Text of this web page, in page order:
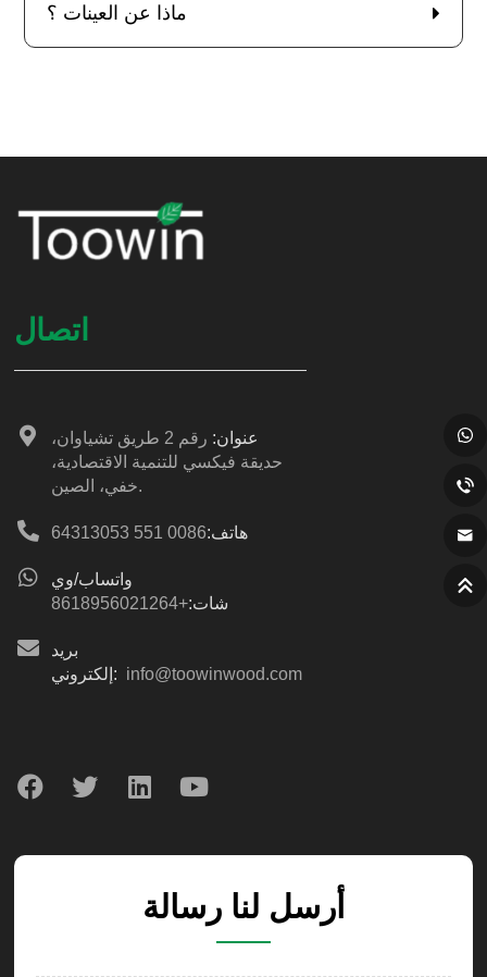
ماذا عن العينات ؟
اتصال
عنوان:
رقم 2 طريق تشياوان،
حديقة فيكسي للتنمية الاقتصادية،
خفي، الصين.
هاتف:0086 551 64313053
واتساب/وي
شات:+8618956021264
بريد
إلكتروني: info@toowinwood.com
أرسل لنا رسالة